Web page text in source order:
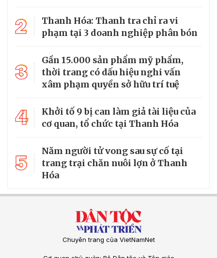
2
Thanh Hóa: Thanh tra chỉ ra vi
phạm tại 3 doanh nghiệp phân bón
3
Gần 15.000 sản phẩm mỹ phẩm,
thời trang có dấu hiệu nghi vấn
xâm phạm quyền sở hữu trí tuệ
4
Khởi tố 9 bị can làm giả tài liệu của
cơ quan, tổ chức tại Thanh Hóa
5
Năm người tử vong sau sự cố tại
trang trại chăn nuôi lợn ở Thanh
Hóa
Chuyên trang của VietNamNet